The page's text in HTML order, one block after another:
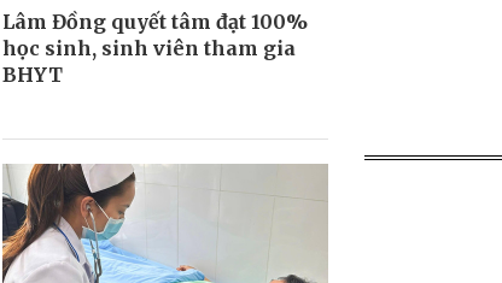
Lâm Đồng quyết tâm đạt 100%
học sinh, sinh viên tham gia
BHYT